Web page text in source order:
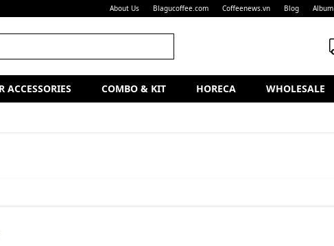
About Us Blagucoffee.com Coffeenews.vn Blog Album
ACCESSORIES COMBO & KIT HORECA WHOLESALE